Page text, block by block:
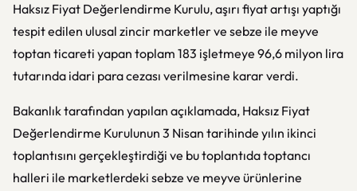
Haksız Fiyat Değerlendirme Kurulu, aşırı fiyat artışı yaptığı
tespit edilen ulusal zincir marketler ve sebze ile meyve
toptan ticareti yapan toplam 183 işletmeye 96,6 milyon lira
tutarında idari para cezası verilmesine karar verdi.
Bakanlık tarafından yapılan açıklamada, Haksız Fiyat
Değerlendirme Kurulunun 3 Nisan tarihinde yılın ikinci
toplantısını gerçekleştirdiği ve bu toplantıda toptancı
halleri ile marketlerdeki sebze ve meyve ürünlerine